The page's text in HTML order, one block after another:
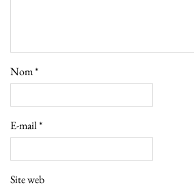
Nom*
E-mail*
Site web